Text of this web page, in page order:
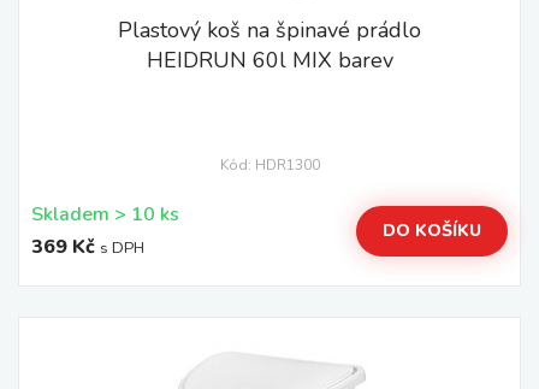
Plastový koš na špinavé prádlo
HEIDRUN 60l MIX barev
Kód: HDR1300
Skladem > 10 ks
369 Kč s DPH
DO KOŠÍKU